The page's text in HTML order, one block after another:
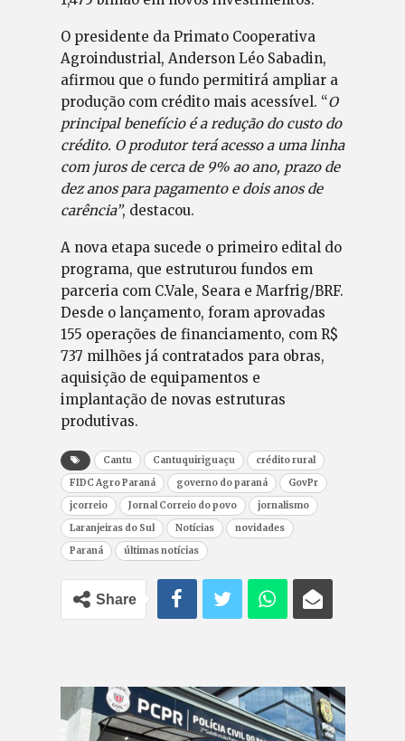
O presidente da Primato Cooperativa
Agroindustrial, Anderson Léo Sabadin,
afirmou que o fundo permitirá ampliar a
produção com crédito mais acessível. “O
principal benefício é a redução do custo do
crédito. O produtor terá acesso a uma linha
com juros de cerca de 9% ao ano, prazo de
dez anos para pagamento e dois anos de
carência”, destacou.
A nova etapa sucede o primeiro edital do
programa, que estruturou fundos em
parceria com C.Vale, Seara e Marfrig/BRF.
Desde o lançamento, foram aprovadas
155 operações de financiamento, com R$
737 milhões já contratados para obras,
aquisição de equipamentos e
implantação de novas estruturas
produtivas.
Cantu Cantuquiriguaçu
crédito rural
FIDC Agro Paraná
governo do paraná
GovPr
jcorreio
Jornal Correio do povo
jornalismo
Laranjeiras do Sul
Notícias
novidades
Paraná
últimas notícias
Share